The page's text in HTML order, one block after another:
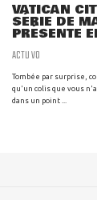
VATICAN
SÉRIE DE
PRÉSENTE
ACTU VO
Tombée par surprise,
qu'un colis que vous
dans un point ...